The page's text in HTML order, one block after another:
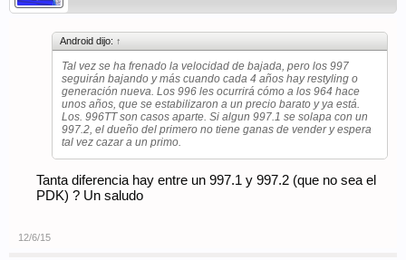
Android dijo: ↑
Tal vez se ha frenado la velocidad de bajada, pero los 997
seguirán bajando y más cuando cada 4 años hay restyling o
generación nueva. Los 996 les ocurrirá cómo a los 964 hace
unos años, que se estabilizaron a un precio barato y ya está.
Los. 996TT son casos aparte. Si algun 997.1 se solapa con un
997.2, el dueño del primero no tiene ganas de vender y espera
tal vez cazar a un primo.
Tanta diferencia hay entre un 997.1 y 997.2 (que no sea el
PDK) ? Un saludo
12/6/15